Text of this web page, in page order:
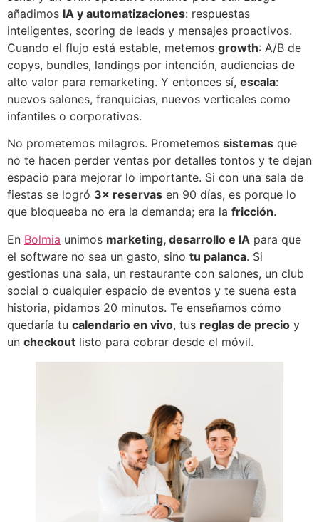
añadimos IA y automatizaciones: respuestas
inteligentes, scoring de leads y mensajes proactivos.
Cuando el flujo está estable, metemos growth: A/B de
copys, bundles, landings por intención, audiencias de
alto valor para remarketing. Y entonces sí, escala:
nuevos salones, franquicias, nuevos verticales como
infantiles o corporativos.
No prometemos milagros. Prometemos sistemas que
no te hacen perder ventas por detalles tontos y te dejan
espacio para mejorar lo importante. Si con una sala de
fiestas se logró 3× reservas en 90 días, es porque lo
que bloqueaba no era la demanda; era la fricción.
En Bolmia unimos marketing, desarrollo e IA para que
el software no sea un gasto, sino tu palanca. Si
gestionas una sala, un restaurante con salones, un club
social o cualquier espacio de eventos y te suena esta
historia, pidamos 20 minutos. Te enseñamos cómo
quedaría tu calendario en vivo, tus reglas de precio y
un checkout listo para cobrar desde el móvil.